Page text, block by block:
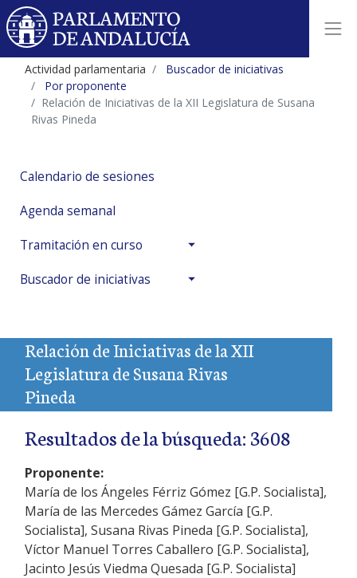
Actividad parlamentaria
Buscador de iniciativas
Por proponente
Relación de Iniciativas de la XII Legislatura de Susana
Rivas Pineda
Calendario de sesiones
Agenda semanal
Tramitación en curso
Buscador de iniciativas
Relación de Iniciativas de la XII
Legislatura de Susana Rivas
Pineda
Resultados de la búsqueda: 3608
Proponente:
María de los Ángeles Férriz Gómez [G.P. Socialista],
María de las Mercedes Gámez García [G.P.
Socialista], Susana Rivas Pineda [G.P. Socialista],
Víctor Manuel Torres Caballero [G.P. Socialista],
Jacinto Jesús Viedma Quesada [G.P. Socialista]